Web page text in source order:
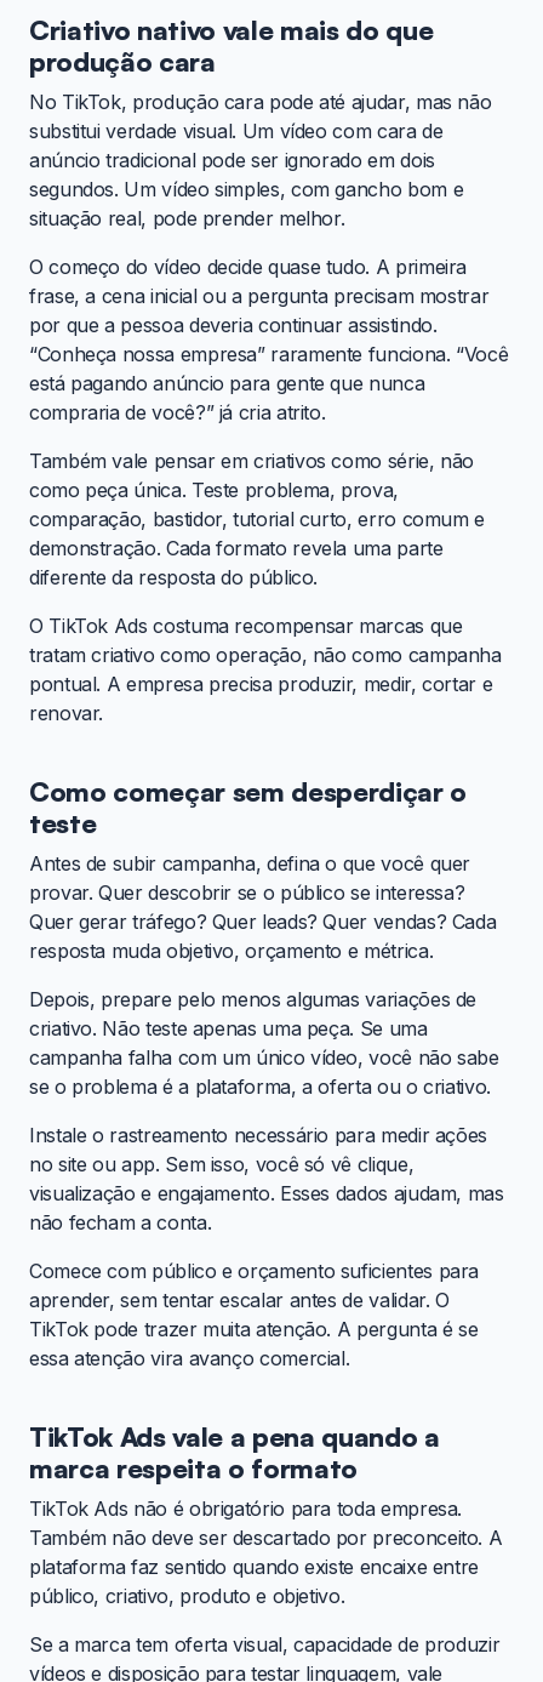
Criativo nativo vale mais do que
produção cara
No TikTok, produção cara pode até ajudar, mas não
substitui verdade visual. Um vídeo com cara de
anúncio tradicional pode ser ignorado em dois
segundos. Um vídeo simples, com gancho bom e
situação real, pode prender melhor.
O começo do vídeo decide quase tudo. A primeira
frase, a cena inicial ou a pergunta precisam mostrar
por que a pessoa deveria continuar assistindo.
“Conheça nossa empresa” raramente funciona. “Você
está pagando anúncio para gente que nunca
compraria de você?” já cria atrito.
Também vale pensar em criativos como série, não
como peça única. Teste problema, prova,
comparação, bastidor, tutorial curto, erro comum e
demonstração. Cada formato revela uma parte
diferente da resposta do público.
O TikTok Ads costuma recompensar marcas que
tratam criativo como operação, não como campanha
pontual. A empresa precisa produzir, medir, cortar e
renovar.
Como começar sem desperdiçar o
teste
Antes de subir campanha, defina o que você quer
provar. Quer descobrir se o público se interessa?
Quer gerar tráfego? Quer leads? Quer vendas? Cada
resposta muda objetivo, orçamento e métrica.
Depois, prepare pelo menos algumas variações de
criativo. Não teste apenas uma peça. Se uma
campanha falha com um único vídeo, você não sabe
se o problema é a plataforma, a oferta ou o criativo.
Instale o rastreamento necessário para medir ações
no site ou app. Sem isso, você só vê clique,
visualização e engajamento. Esses dados ajudam, mas
não fecham a conta.
Comece com público e orçamento suficientes para
aprender, sem tentar escalar antes de validar. O
TikTok pode trazer muita atenção. A pergunta é se
essa atenção vira avanço comercial.
TikTok Ads vale a pena quando a
marca respeita o formato
TikTok Ads não é obrigatório para toda empresa.
Também não deve ser descartado por preconceito. A
plataforma faz sentido quando existe encaixe entre
público, criativo, produto e objetivo.
Se a marca tem oferta visual, capacidade de produzir
vídeos e disposição para testar linguagem, vale